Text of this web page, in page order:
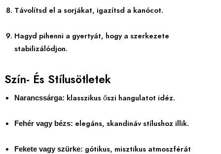
Távolítsd el a sorjákat, igazítsd a kanócot.
Hagyd pihenni a gyertyát, hogy a szerkezete
stabilizálódjon.
Szín- És Stílusötletek
Narancssárga: klasszikus őszi hangulatot idéz.
Fehér vagy bézs: elegáns, skandináv stílushoz illik.
Fekete vagy szürke: gótikus, misztikus atmoszférát